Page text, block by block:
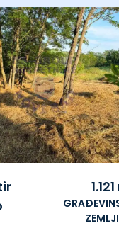
1.121